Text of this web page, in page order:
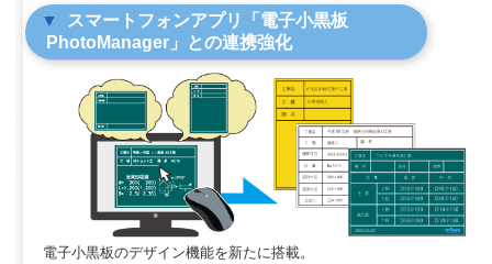
スマートフォンアプリ「電子小黒板
PhotoManager」との連携強化
電子小黒板のデザイン機能を新たに搭載。